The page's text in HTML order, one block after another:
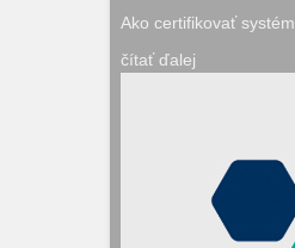
Ako certifikovať
čítať ďalej